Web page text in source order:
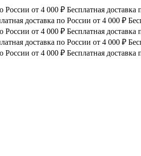
России от 4 000 ₽ Бесплатная
доставка по России от 4 000 ₽
России от 4 000 ₽ Бесплатная
доставка по России от 4 000 ₽
России от 4 000 ₽ Бесплатная